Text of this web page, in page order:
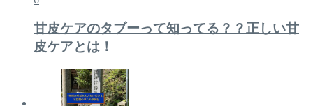
甘皮ケアのタブーって知ってる？？正しい甘
皮ケアとは！